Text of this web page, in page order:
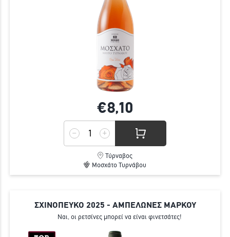
€8,10
Τύρναβος
Μοσχάτο Τυρνάβου
ΣΧΙΝΟΠΕΥΚΟ 2025 - ΑΜΠΕΛΩΝΕΣ ΜΑΡΚΟΥ
Ναι, οι ρετσίνες μπορεί να είναι φινετσάτες!